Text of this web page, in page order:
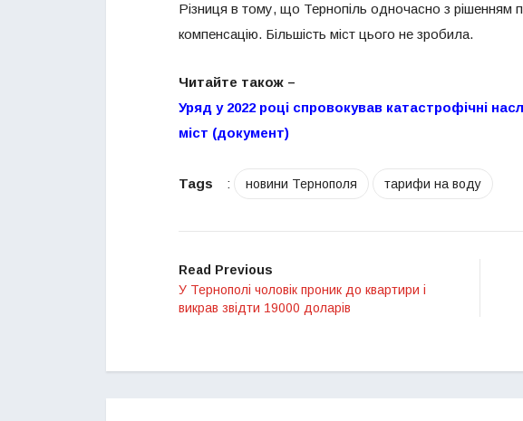
Різниця в тому, що Тернопіль одночасно з рішенням
компенсацію. Більшість міст цього не зробила.
Читайте також –
Уряд у 2022 році спровокував катастрофічні
міст (документ)
Tags : новини Тернополя тарифи на воду
Read Previous
У Тернополі чоловік проник до квартири і
викрав звідти 19000 доларів